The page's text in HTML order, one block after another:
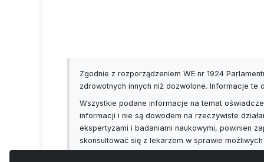
przyjemny zapach i działanie olejków
rozcieńczeniu, do stosowania na skórę.
udostępnione, dlatego zalecamy, abyś
aromaterapeutą, któremu ufasz,
Opakowanie : ciemne szkło z zakrętką
Zgodnie z rozporządzeniem WE nr 1924
zdrowotnych innych niż dozwolone. Informacje te
Wszystkie podane informacje na temat
informacji i nie są dowodem na rzeczywiste
ekspertyzami i badaniami naukowymi, powinien
skonsultować się z lekarzem w sprawie